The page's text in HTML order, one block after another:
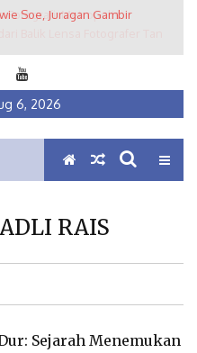
Soe, Juragan Gambir
Fotografi: Metropolis
Balik Lensa Fotografer Tan
6, 2026
RAIS